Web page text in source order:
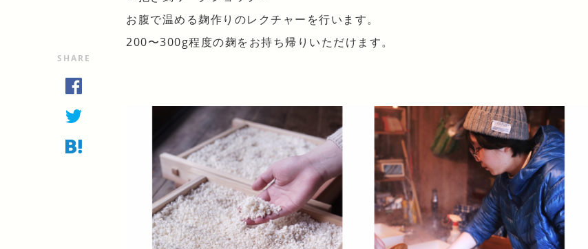
SHARE
お腹で温める麹作りのレクチャーを行います。
200〜300g程度の麹をお持ち帰りいただけます。